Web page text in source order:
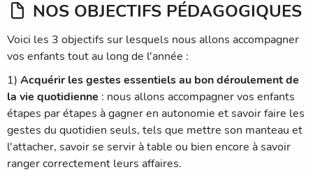
NOS OBJECTIFS PÉDAGOGIQUES
Voici les 3 objectifs sur lesquels nous allons accompagner
vos enfants tout au long de l'année :
1) Acquérir les gestes essentiels au bon déroulement de
la vie quotidienne : nous allons accompagner vos enfants
étapes par étapes à gagner en autonomie et savoir faire les
gestes du quotidien seuls, tels que mettre son manteau et
l'attacher, savoir se servir à table ou bien encore à savoir
ranger correctement leurs affaires.